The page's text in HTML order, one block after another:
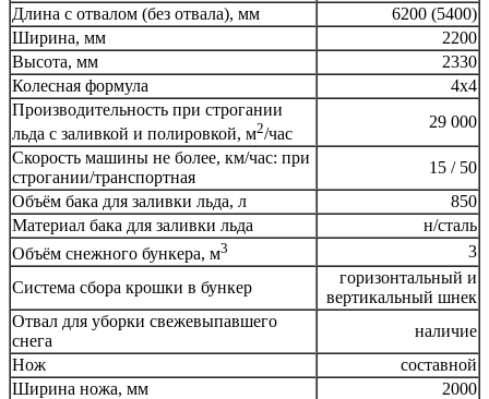
Длина с отвалом (без отвала), мм
6200 (5400)
Ширина, мм
2200
Высота, мм
2330
Колесная формула
4х4
Производительность при строгании
льда с заливкой и полировкой, м2/час
29 000
Скорость машины не более, км/час: при
строгании/транспортная
15 / 50
Объём бака для заливки льда, л
850
Материал бака для заливки льда
н/сталь
Объём снежного бункера, м3
3
Система сбора крошки в бункер
горизонтальный и
вертикальный шнек
Отвал для уборки свежевыпавшего
снега
наличие
Нож
составной
Ширина ножа, мм
2000